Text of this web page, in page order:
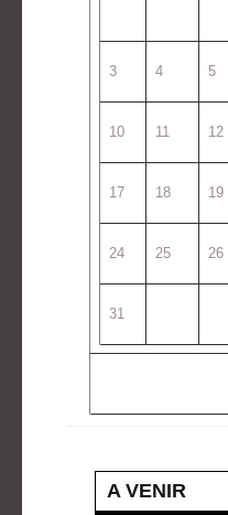
3 4 5
10 11 12
17 18 19
24 25 26
31
A VENIR